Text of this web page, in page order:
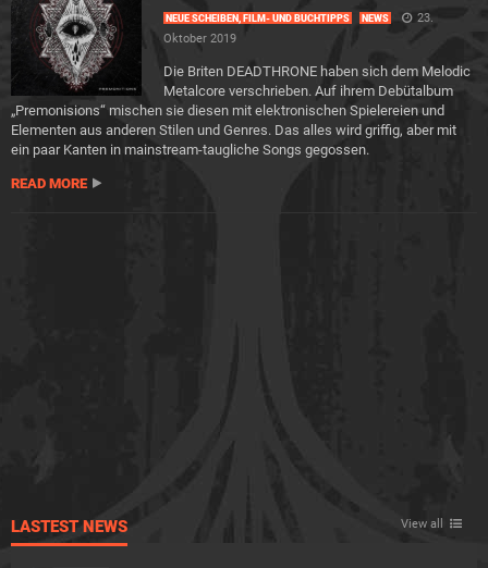
NEUE SCHEIBEN, FILM- UND BUCHTIPPS NEWS
23.
Oktober 2019
Die Briten DEADTHRONE haben sich dem Melodic
Metalcore verschrieben. Auf ihrem Debütalbum
„Premonisions“ mischen sie diesen mit elektronischen Spielereien und
Elementen aus anderen Stilen und Genres. Das alles wird griffig, aber mit
ein paar Kanten in mainstream-taugliche Songs gegossen.
READ MORE
LASTEST NEWS View all